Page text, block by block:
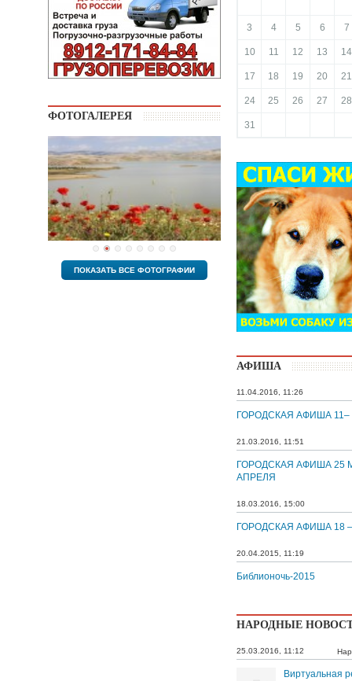
ФОТОГАЛЕРЕЯ
ПОКАЗАТЬ ВСЕ ФОТОГРАФИИ
3 4 5 6 7
10 11 12 13 14
17 18 19 20 21
24 25 26 27 28
31
АФИША
11.04.2016, 11:26
ГОРОДСКАЯ АФИША 11–
21.03.2016, 11:51
ГОРОДСКАЯ АФИША 25
АПРЕЛЯ
18.03.2016, 15:00
ГОРОДСКАЯ АФИША 18
20.04.2015, 11:19
Библионочь-2015
НАРОДНЫЕ
25.03.2016, 11:12
Виртуальная